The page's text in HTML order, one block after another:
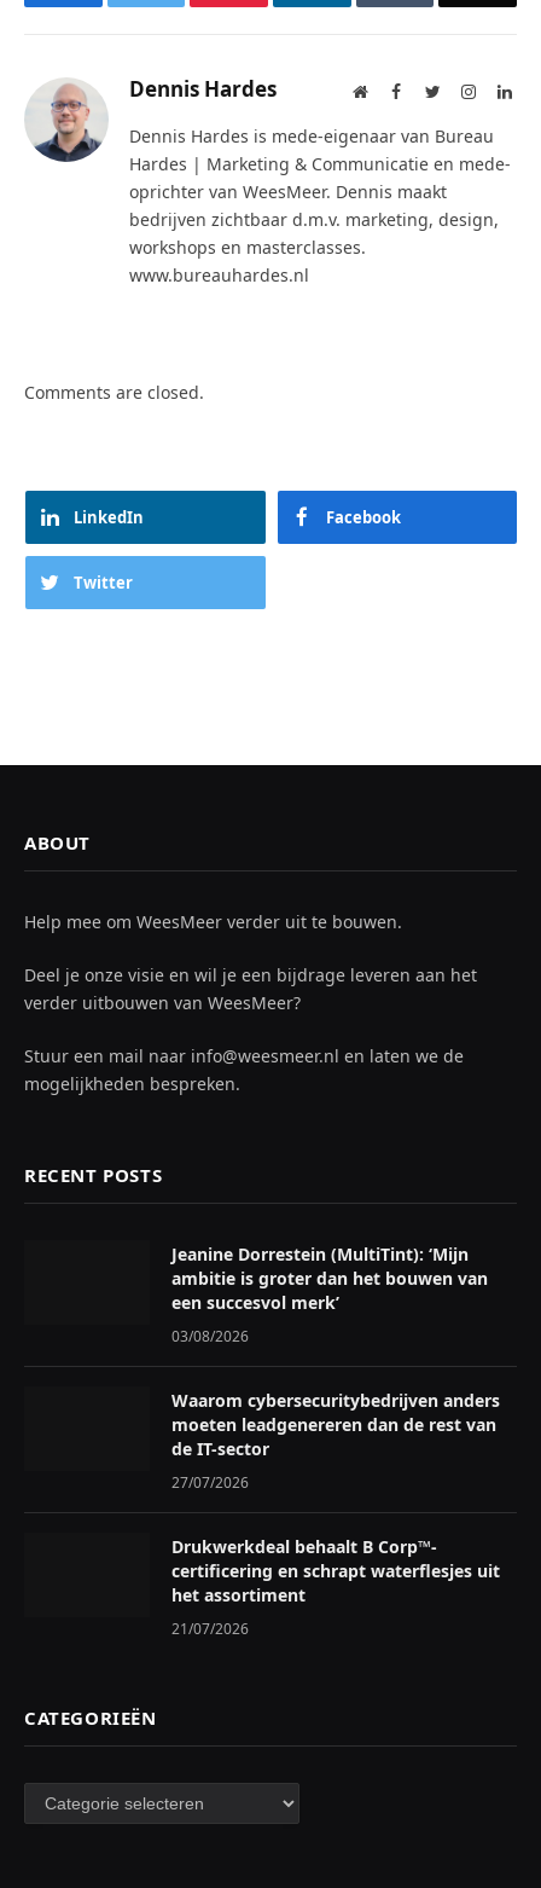
Dennis Hardes WebsiteFacebook
TwitterInstagram
Dennis Hardes is mede-eigenaar van Bureau
Hardes | Marketing & Communicatie en mede-
oprichter van WeesMeer. Dennis maakt
bedrijven zichtbaar d.m.v. marketing, design,
workshops en masterclasses.
www.bureauhardes.nl
Comments are closed.
LinkedIn Facebook
Twitter
ABOUT
Help mee om WeesMeer verder uit te bouwen.
Deel je onze visie en wil je een bijdrage leveren aan het
verder uitbouwen van WeesMeer?
Stuur een mail naar info@weesmeer.nl en laten we de
mogelijkheden bespreken.
RECENT POSTS
Jeanine Dorrestein (MultiTint): ‘Mijn
ambitie is groter dan het bouwen van
een succesvol merk’
03/08/2026
Waarom cybersecuritybedrijven anders
moeten leadgenereren dan de rest van
de IT-sector
27/07/2026
Drukwerkdeal behaalt B Corp™-
certificering en schrapt waterflesjes uit
het assortiment
21/07/2026
CATEGORIEËN
Categorieën